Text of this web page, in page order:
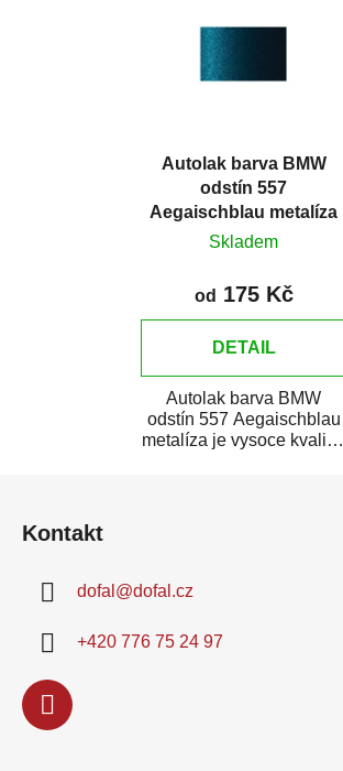
Autolak barva BMW
odstín 557
Aegaischblau metalíza
Skladem
od 175 Kč
DETAIL
Autolak barva BMW
odstín 557 Aegaischblau
metalíza je vysoce kvalitní
Kontakt
dofal @dofal.cz
+420 776 75 24 97